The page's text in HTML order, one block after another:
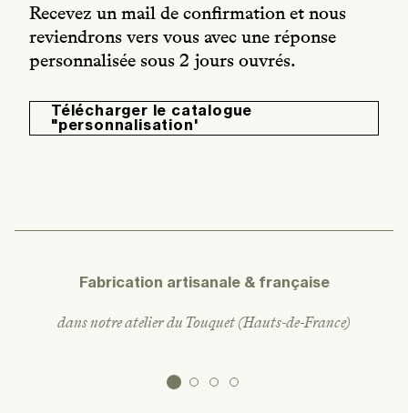
Recevez un mail de confirmation et nous
reviendrons vers vous avec une réponse
personnalisée sous 2 jours ouvrés.
Télécharger le catalogue
"personnalisation'
Fabrication artisanale & française
dans notre atelier du Touquet (Hauts-de-France)